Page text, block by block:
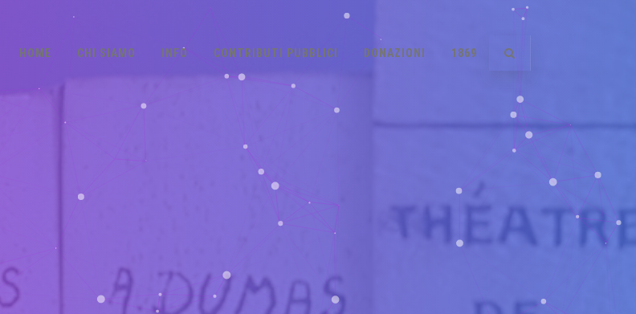
HOME CHI SIAMO INFO CONTRIBUTI PUBBLICI DONAZIONI 1869